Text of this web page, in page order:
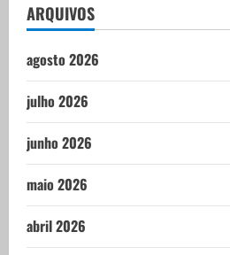
ARQUIVOS
agosto 2026
julho 2026
junho 2026
maio 2026
abril 2026